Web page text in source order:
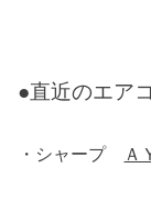
●直近のエア
・シャープ Ａ